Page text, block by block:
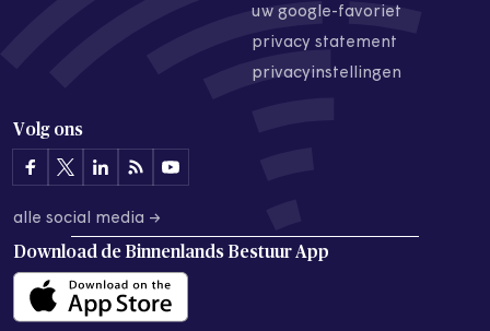
uw google-favoriet
privacy statement
privacyinstellingen
Volg ons
alle social media →
Download de Binnenlands Bestuur App